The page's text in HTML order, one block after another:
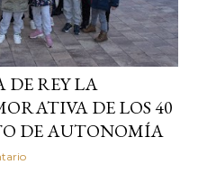
DE REY LA
DE LOS 40
DE AUTONOMÍA